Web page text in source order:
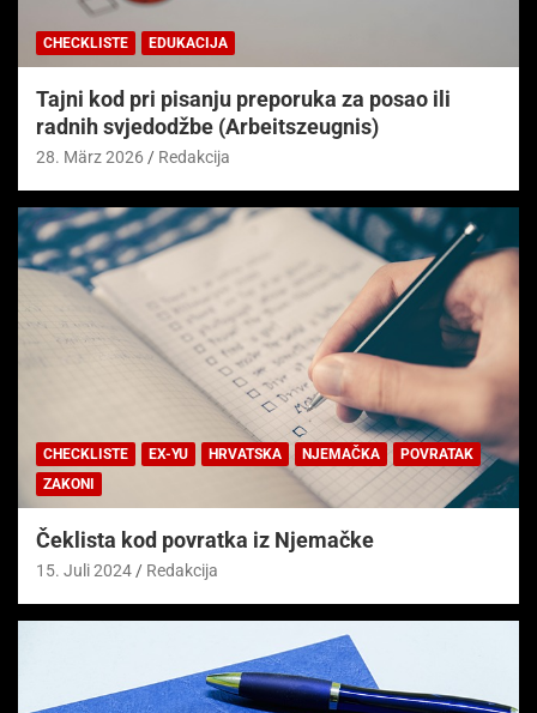
CHECKLISTE EDUKACIJA
Tajni kod pri pisanju preporuka za posao ili
radnih svjedodžbe (Arbeitszeugnis)
28. März 2026 Redakcija
CHECKLISTE EX-YU HRVATSKA NJEMAČKA
POVRATAK
ZAKONI
Čeklista kod povratka iz Njemačke
15. Juli 2024 Redakcija